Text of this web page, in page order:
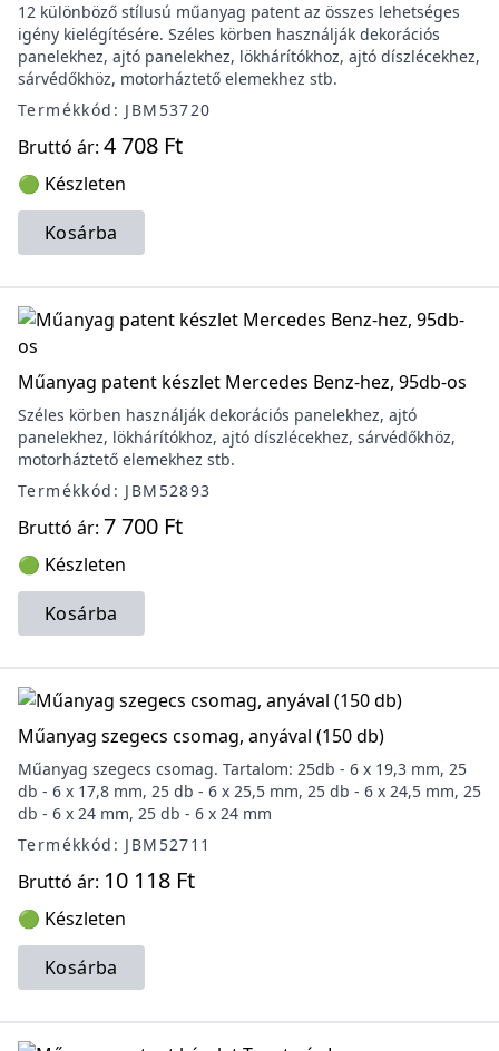
12 különböző stílusú műanyag patent az összes lehetséges
igény kielégítésére. Széles körben használják dekorációs
panelekhez, ajtó panelekhez, lökhárítókhoz, ajtó díszlécekhez,
sárvédőkhöz, motorháztető elemekhez stb.
Termékkód: JBM53720
Bruttó ár: 4 708 Ft
🟢 Készleten
Kosárba
Műanyag patent készlet Mercedes Benz-hez, 95db-os
Széles körben használják dekorációs panelekhez, ajtó
panelekhez, lökhárítókhoz, ajtó díszlécekhez, sárvédőkhöz,
motorháztető elemekhez stb.
Termékkód: JBM52893
Bruttó ár: 7 700 Ft
🟢 Készleten
Kosárba
Műanyag szegecs csomag, anyával (150 db)
Műanyag szegecs csomag. Tartalom: 25db - 6 x 19,3 mm, 25
db - 6 x 17,8 mm, 25 db - 6 x 25,5 mm, 25 db - 6 x 24,5 mm, 25
db - 6 x 24 mm, 25 db - 6 x 24 mm
Termékkód: JBM52711
Bruttó ár: 10 118 Ft
🟢 Készleten
Kosárba